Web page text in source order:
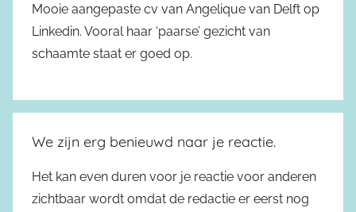
Mooie aangepaste cv van Angelique van Delft op
Linkedin. Vooral haar ‘paarse’ gezicht van
schaamte staat er goed op.
We zijn erg benieuwd naar je reactie.
Het kan even duren voor je reactie voor anderen
zichtbaar wordt omdat de redactie er eerst nog